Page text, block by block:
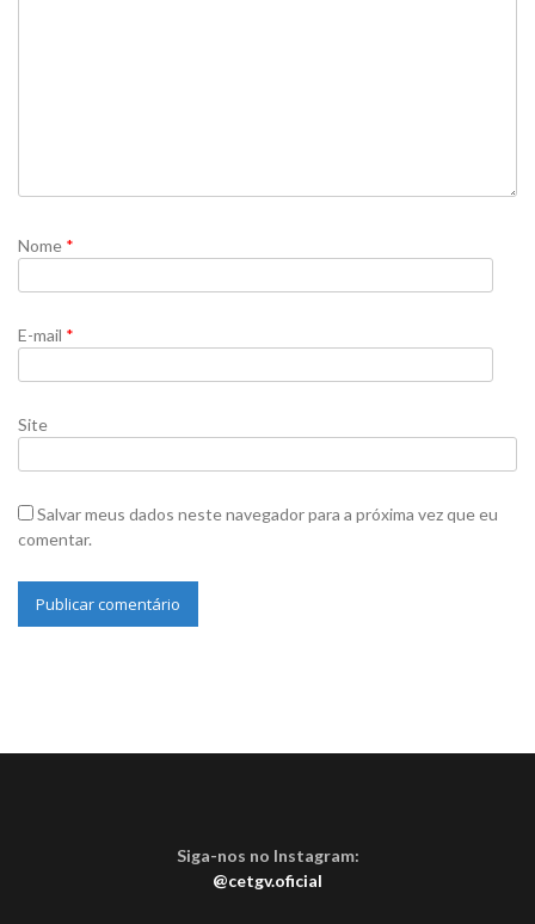
Nome *
E-mail *
Site
Salvar meus dados neste navegador para a próxima vez que eu
comentar.
Siga-nos no Instagram:
@cetgv.oficial